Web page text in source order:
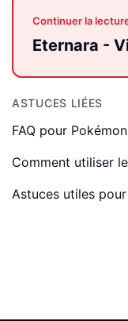
Continuer la
Eternara -
ASTUCES LIÉES
FAQ pour
Comment utiliser
Astuces utiles